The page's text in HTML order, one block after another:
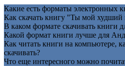
Какие есть форматы электронных
Как скачать книгу "Ты мой худший
В каком формате скачивать книги
Какой формат книги лучше для
Как читать книги на компьютере,
скачивать?
Что еще интересного можно